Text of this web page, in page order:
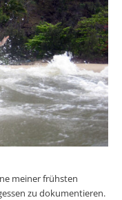
meiner frühsten
zu dokumentieren.